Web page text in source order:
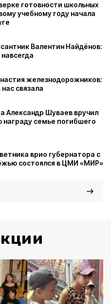
готовности школьных
учебному году начала
Валентин Найдёнов:
железнодорожников:
связала
Александр Шуваев вручил
награду семье погибшего
врио губернатора с
состоялся в ЦМИ «МИР»